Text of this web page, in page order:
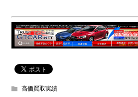
高価買取実績